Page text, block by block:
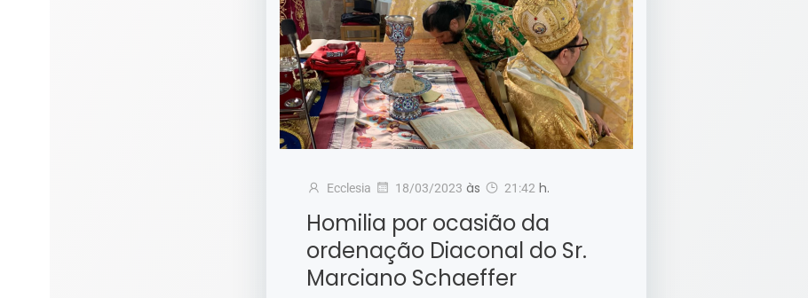
Ecclesia 18/03/2023 às 21:42 h.
Homilia por ocasião da
ordenação Diaconal do Sr.
Marciano Schaeffer